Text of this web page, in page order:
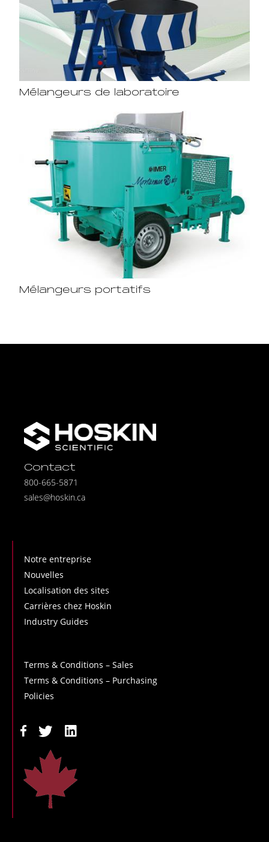
Mélangeurs de laboratoire
Mélangeurs portatifs
Contact
800-665-5871
sales@hoskin.ca
Notre entreprise
Nouvelles
Localisation des sites
Carrières chez Hoskin
Industry Guides
Terms & Conditions – Sales
Terms & Conditions – Purchasing
Policies